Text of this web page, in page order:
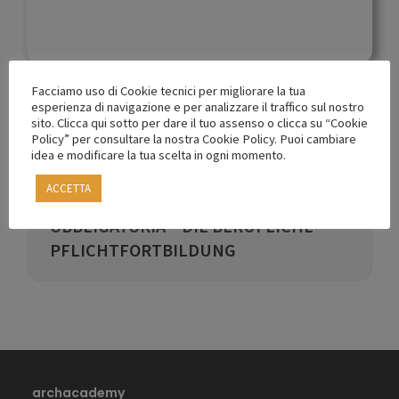
Vai indietro a
LA FORMAZIONE PROFESSIONALE
OBBLIGATORIA – DIE BERUFLICHE
PFLICHTFORTBILDUNG
archacademy
Facciamo uso di Cookie tecnici per migliorare la tua
esperienza di navigazione e per analizzare il traffico sul nostro
sito. Clicca qui sotto per dare il tuo assenso o clicca su “Cookie
Policy” per consultare la nostra Cookie Policy. Puoi cambiare
idea e modificare la tua scelta in ogni momento.
ACCETTA